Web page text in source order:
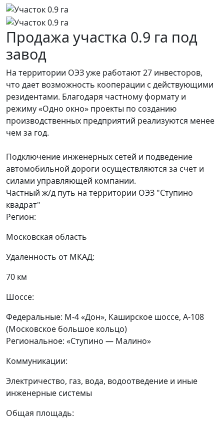
Продажа участка 0.9 га под
завод
На территории ОЭЗ уже работают 27 инвесторов,
что дает возможность кооперации с действующими
резидентами. Благодаря частному формату и
режиму «Одно окно» проекты по созданию
производственных предприятий реализуются менее
чем за год.
Подключение инженерных сетей и подведение
автомобильной дороги осуществляются за счет и
силами управляющей компании.
Частный ж/д путь на территории ОЭЗ "Ступино
квадрат"
Регион:
Московская область
Удаленность от МКАД:
70 км
Шоссе:
Федеральные: М-4 «Дон», Каширское шоссе, А-108
(Московское большое кольцо)
Региональное: «Ступино — Малино»
Коммуникации:
Электричество, газ, вода, водоотведение и иные
инженерные системы
Общая площадь: